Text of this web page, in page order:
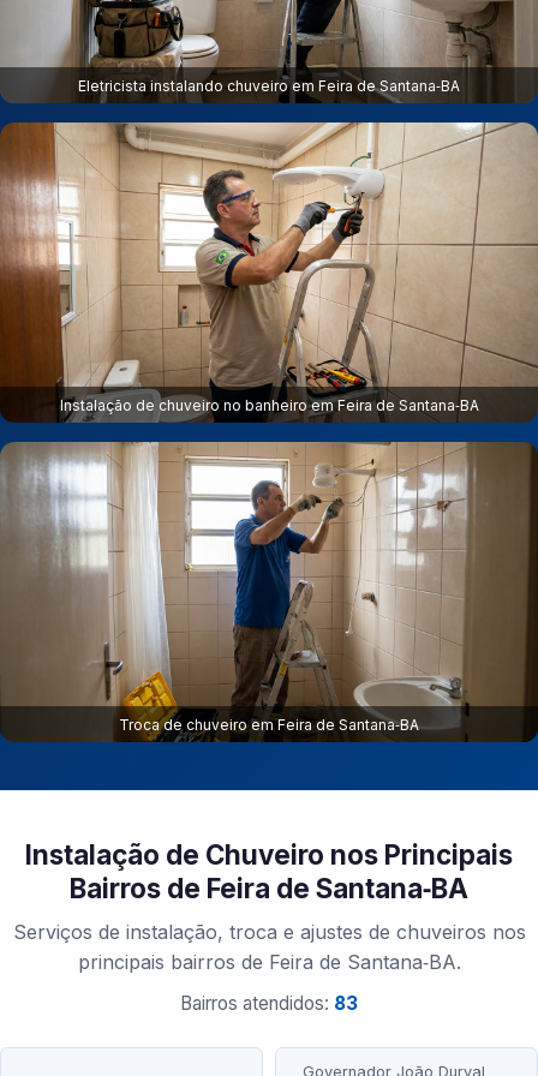
Eletricista instalando chuveiro em Feira de Santana‑BA
Instalação de chuveiro no banheiro em Feira de Santana‑BA
Troca de chuveiro em Feira de Santana‑BA
Instalação de Chuveiro nos Principais
Bairros de Feira de Santana‑BA
Serviços de instalação, troca e ajustes de chuveiros nos
principais bairros de Feira de Santana‑BA.
Bairros atendidos: 83
Governador João Durval